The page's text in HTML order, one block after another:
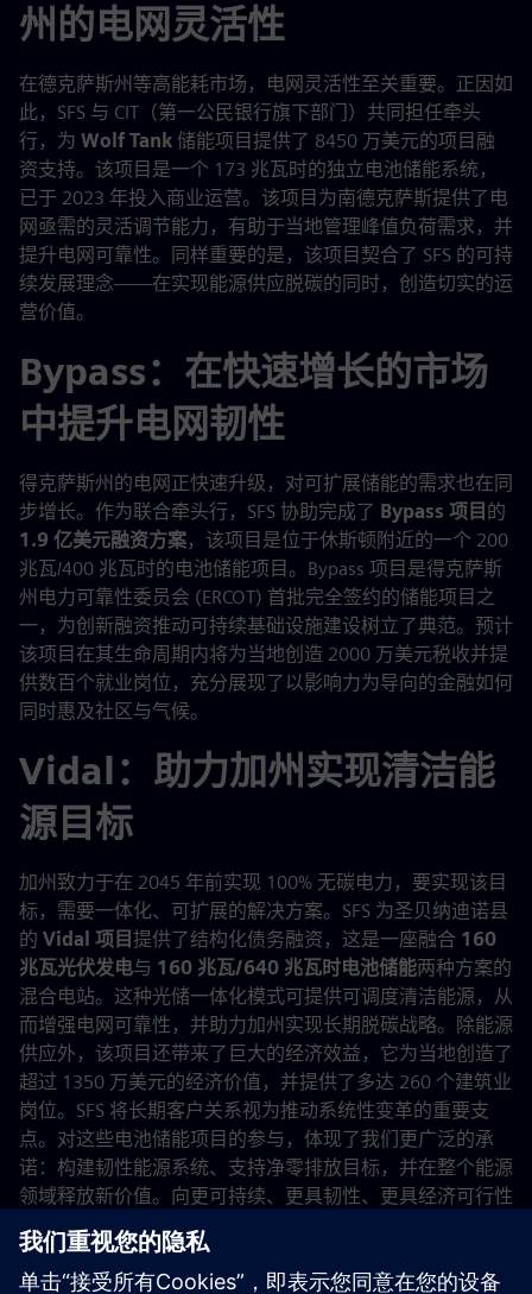
州的电网灵活性
在德克萨斯州等高能耗市场，电网灵活性至关重要。正因如
此，SFS 与 CIT（第一公民银行旗下部门）共同担任牵头
行，为 Wolf Tank 储能项目提供了 8450 万美元的项目融
资支持。该项目是一个 173 兆瓦时的独立电池储能系统，
已于 2023 年投入商业运营。该项目为南德克萨斯提供了电
网亟需的灵活调节能力，有助于当地管理峰值负荷需求，并
提升电网可靠性。同样重要的是，该项目契合了 SFS 的可持
续发展理念——在实现能源供应脱碳的同时，创造切实的运
营价值。
Bypass：在快速增长的市场
中提升电网韧性
得克萨斯州的电网正快速升级，对可扩展储能的需求也在同
步增长。作为联合牵头行，SFS 协助完成了 Bypass 项目 的
1.9 亿美元融资方案，该项目是位于休斯顿附近的一个 200
兆瓦/400 兆瓦时的电池储能项目。Bypass 项目是得克萨斯
州电力可靠性委员会 (ERCOT) 首批完全签约的储能项目之
一，为创新融资推动可持续基础设施建设树立了典范。预计
该项目在其生命周期内将为当地创造 2000 万美元税收并提
供数百个就业岗位，充分展现了以影响力为导向的金融如何
同时惠及社区与气候。
Vidal：助力加州实现清洁能
源目标
加州致力于在 2045 年前实现 100% 无碳电力，要实现该目
标，需要一体化、可扩展的解决方案。SFS 为圣贝纳迪诺县
的 Vidal 项目 提供了结构化债务融资，这是一座融合 160
兆瓦光伏发电与 160 兆瓦/640 兆瓦时电池储能两种方案的
混合电站。这种光储一体化模式可提供可调度清洁能源，从
而增强电网可靠性，并助力加州实现长期脱碳战略。除能源
供应外，该项目还带来了巨大的经济效益，它为当地创造了
超过 1350 万美元的经济价值，并提供了多达 260 个建筑业
岗位。SFS 将长期客户关系视为推动系统性变革的重要支
点。对这些电池储能项目的参与，体现了我们更广泛的承
诺：构建韧性能源系统、支持净零排放目标，并在整个能源
领域释放新价值。向更可持续、更具韧性、更具经济可行性
的能源未来转型，取决于我们能否能提供有效的资金支持。
我们很自豪能引领这一转型。凭借经验丰富且充满热情的团
队，我们将始终致力于推动相关技术与基础设施的落地实